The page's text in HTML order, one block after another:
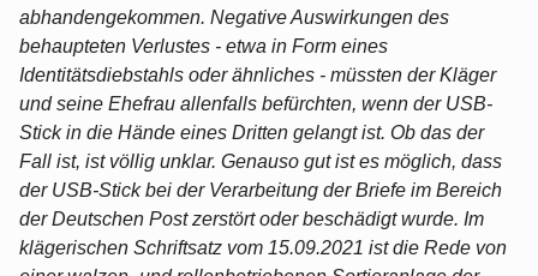
abhandengekommen. Negative Auswirkungen des
behaupteten Verlustes - etwa in Form eines
Identitätsdiebstahls oder ähnliches - müssten der Kläger
und seine Ehefrau allenfalls befürchten, wenn der USB-
Stick in die Hände eines Dritten gelangt ist. Ob das der
Fall ist, ist völlig unklar. Genauso gut ist es möglich, dass
der USB-Stick bei der Verarbeitung der Briefe im Bereich
der Deutschen Post zerstört oder beschädigt wurde. Im
klägerischen Schriftsatz vom 15.09.2021 ist die Rede von